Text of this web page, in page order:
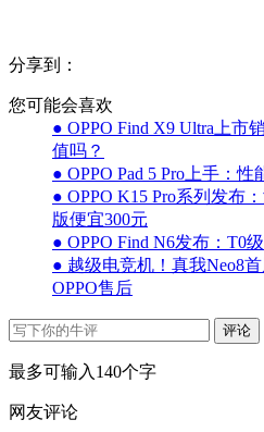
分享到：
您可能会喜欢
● OPPO Find X9 Ultra上市
值吗？
● OPPO Pad 5 Pro上手：
● OPPO K15 Pro系列发布
版便宜300元
● OPPO Find N6发布：T0
● 越级电竞机！真我Neo8
OPPO售后
评论
最多可输入140个字
网友评论